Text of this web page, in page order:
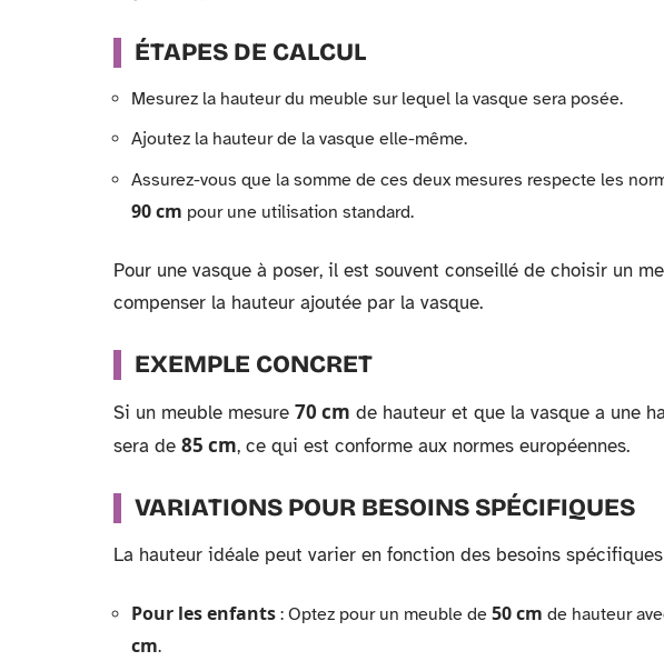
ÉTAPES DE CALCUL
Mesurez la hauteur du meuble sur lequel la vasque sera posée.
Ajoutez la hauteur de la vasque elle-même.
Assurez-vous que la somme de ces deux mesures respecte les
90 cm pour une utilisation standard.
Pour une vasque à poser, il est souvent conseillé de choisir un
compenser la hauteur ajoutée par la vasque.
EXEMPLE CONCRET
Si un meuble mesure 70 cm de hauteur et que la vasque a une
sera de 85 cm, ce qui est conforme aux normes européennes.
VARIATIONS POUR BESOINS SPÉCIFIQUES
La hauteur idéale peut varier en fonction des besoins
Pour les enfants : Optez pour un meuble de 50 cm de hauteur
cm.